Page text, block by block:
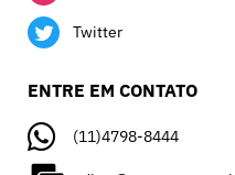
Twitter
ENTRE EM CONTATO
(11)4798-8444